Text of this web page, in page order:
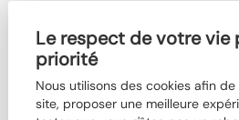
Le respect de votre vie
priorité
Nous utilisons des cookies afin
site, proposer une meilleure
Devenir
Qui sommes-